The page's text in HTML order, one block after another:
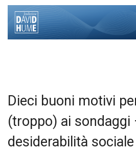
Dieci buoni motivi
(troppo) ai
desiderabilità sociale